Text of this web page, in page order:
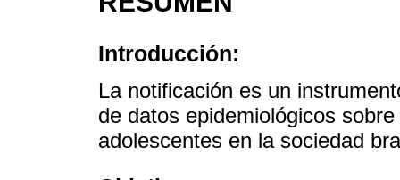
Introducción:
La notificación es un
de datos epidemiológicos
adolescentes en la sociedad